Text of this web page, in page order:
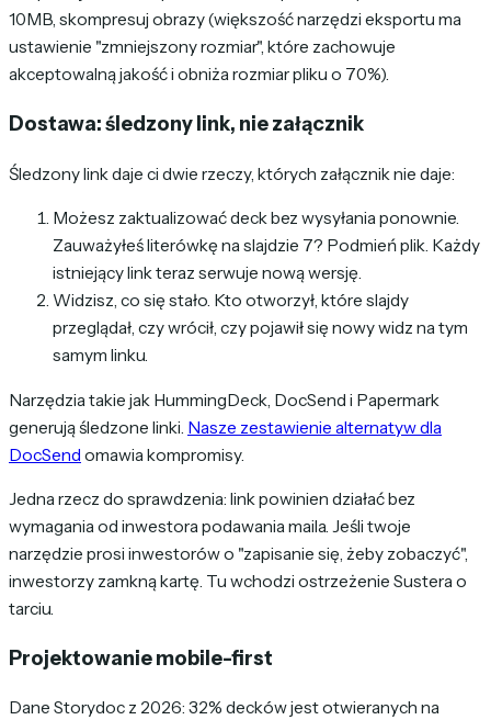
10MB, skompresuj obrazy (większość narzędzi eksportu ma
ustawienie "zmniejszony rozmiar", które zachowuje
akceptowalną jakość i obniża rozmiar pliku o 70%).
Dostawa: śledzony link, nie załącznik
Śledzony link daje ci dwie rzeczy, których załącznik nie daje:
Możesz zaktualizować deck bez wysyłania ponownie.
Zauważyłeś literówkę na slajdzie 7? Podmień plik. Każdy
istniejący link teraz serwuje nową wersję.
Widzisz, co się stało. Kto otworzył, które slajdy
przeglądał, czy wrócił, czy pojawił się nowy widz na tym
samym linku.
Narzędzia takie jak HummingDeck, DocSend i Papermark
generują śledzone linki. Nasze zestawienie alternatyw dla
DocSend omawia kompromisy.
Jedna rzecz do sprawdzenia: link powinien działać bez
wymagania od inwestora podawania maila. Jeśli twoje
narzędzie prosi inwestorów o "zapisanie się, żeby zobaczyć",
inwestorzy zamkną kartę. Tu wchodzi ostrzeżenie Sustera o
tarciu.
Projektowanie mobile-first
Dane Storydoc z 2026: 32% decków jest otwieranych na